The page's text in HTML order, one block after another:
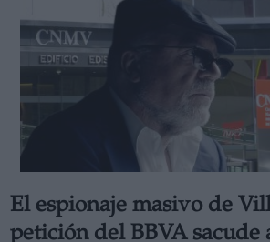
El espionaje masivo de
petición del BBVA sacude